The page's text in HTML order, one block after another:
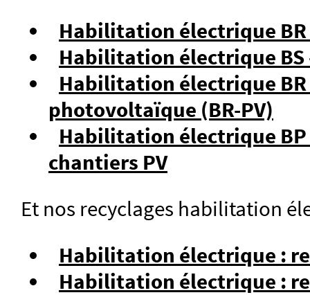
Habilitation électrique BR
Habilitation électrique BS
Habilitation électrique
photovoltaïque (BR-PV)
Habilitation électrique
chantiers PV
Et nos recyclages habilitation
Habilitation électrique :
Habilitation électrique :